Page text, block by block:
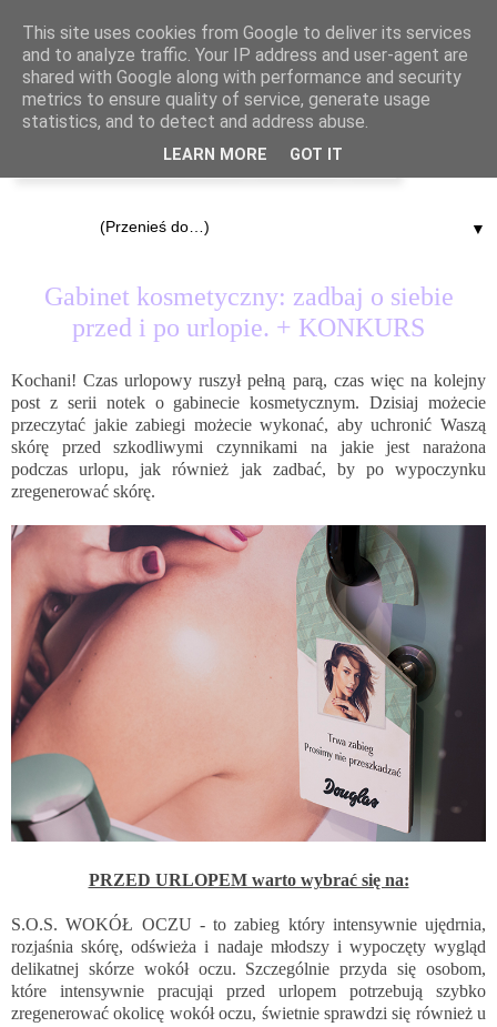
▼
Gabinet kosmetyczny: zadbaj o siebie
przed i po urlopie. + KONKURS
Kochani! Czas urlopowy ruszył pełną parą, czas więc na kolejny
post z serii notek o gabinecie kosmetycznym. Dzisiaj możecie
przeczytać jakie zabiegi możecie wykonać, aby uchronić Waszą
skórę przed szkodliwymi czynnikami na jakie jest narażona
podczas urlopu, jak również jak zadbać, by po wypoczynku
zregenerować skórę.
PRZED URLOPEM warto wybrać się na:
S.O.S. WOKÓŁ OCZU - to zabieg który intensywnie ujędrnia,
rozjaśnia skórę, odświeża i nadaje młodszy i wypoczęty wygląd
delikatnej skórze wokół oczu. Szczególnie przyda się osobom,
które intensywnie pracująi przed urlopem potrzebują szybko
zregenerować okolicę wokół oczu, świetnie sprawdzi się również u
This site uses cookies from Google to deliver its services
and to analyze traffic. Your IP address and user-agent are
shared with Google along with performance and security
metrics to ensure quality of service, generate usage
statistics, and to detect and address abuse.
LEARN MORE GOT IT